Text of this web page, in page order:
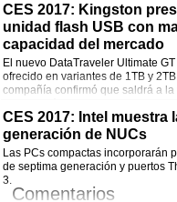
¡Comparte esta noticia!
Facebook
Twitter
CES 2017: Kingston
unidad flash USB con
capacidad del mercado
El nuevo DataTraveler Ultimate GT
ofrecido en variantes de 1TB y
compañía confirmó que saldrá a la
Comentarios
¡Comparte esta noticia!
Facebook
Twitter
CES 2017: Intel muestra
generación de NUCs
Las PCs compactas incorporarán
de septima generación y puertos
3.
Comentarios